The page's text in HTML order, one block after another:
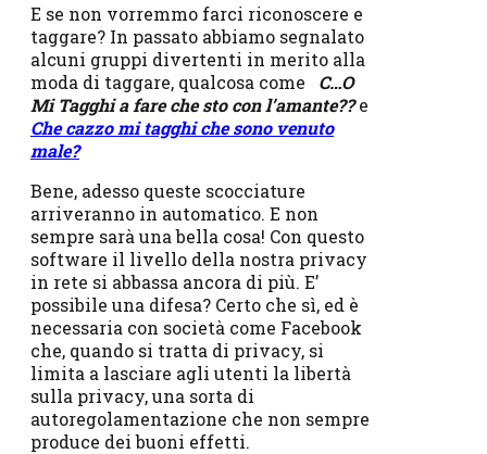
E se non vorremmo farci riconoscere e
taggare? In passato abbiamo segnalato
alcuni gruppi divertenti in merito alla
moda di taggare, qualcosa come C…O
Mi Tagghi a fare che sto con l’amante??e
Che cazzo mi tagghi che sono venuto
male?
Bene, adesso queste scocciature
arriveranno in automatico. E non
sempre sarà una bella cosa! Con questo
software il livello della nostra privacy
in rete si abbassa ancora di più. E’
possibile una difesa? Certo che sì, ed è
necessaria con società come Facebook
che, quando si tratta di privacy, si
limita a lasciare agli utenti la libertà
sulla privacy, una sorta di
autoregolamentazione che non sempre
produce dei buoni effetti.